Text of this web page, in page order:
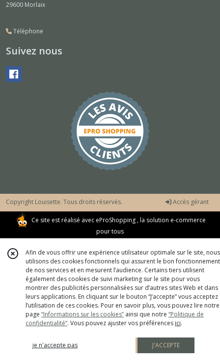
29600 Morlaix
Téléphone
Suivez nous
Copyright Louisette. Tous droits réservés. Accès gérant
Ce site est réalisé avec eProShopping , la solution e-commerce
pour tous
Afin de vous offrir une expérience utilisateur optimale sur le site, nous
utilisons des cookies fonctionnels qui assurent le bon fonctionnement
de nos services et en mesurent l’audience. Certains tiers utilisent
également des cookies de suivi marketing sur le site pour vous
montrer des publicités personnalisées sur d’autres sites Web et dans
leurs applications. En cliquant sur le bouton “J’accepte” vous acceptez
l’utilisation de ces cookies. Pour en savoir plus, vous pouvez lire notre
page “Informations sur les cookies” ainsi que notre “Politique de
confidentialité“. Vous pouvez ajuster vos préférences ici.
je n'accepte pas J'ACCEPTE